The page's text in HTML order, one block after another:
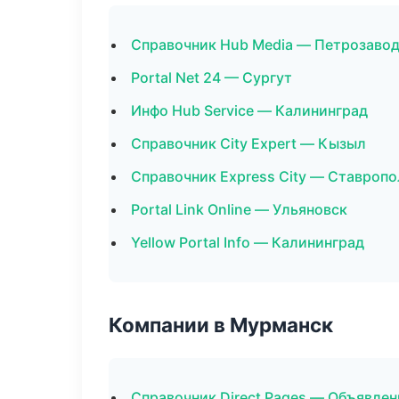
Справочник Hub Media —
Portal Net 24 — Сургут
Инфо Hub Service — Калининград
Справочник City Expert — Кызыл
Справочник Express City —
Portal Link Online — Ульяновск
Yellow Portal Info — Калининград
Компании в Мурманск